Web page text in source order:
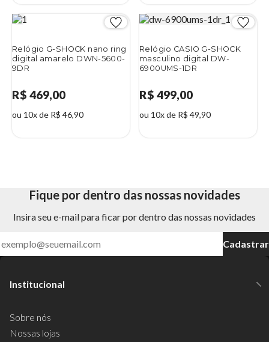
Relógio G-SHOCK nano ring
digital amarelo DWN-5600-
9DR
R$ 469,00
ou 10x de R$ 46,90
Relógio CASIO G-SHOCK
masculino digital DW-
6900UMS-1DR
R$ 499,00
ou 10x de R$ 49,90
Fique por dentro das nossas novidades
Insira seu e-mail para ficar por dentro das nossas novidades
Cadastrar
Institucional
Sobre nós
Nossas lojas